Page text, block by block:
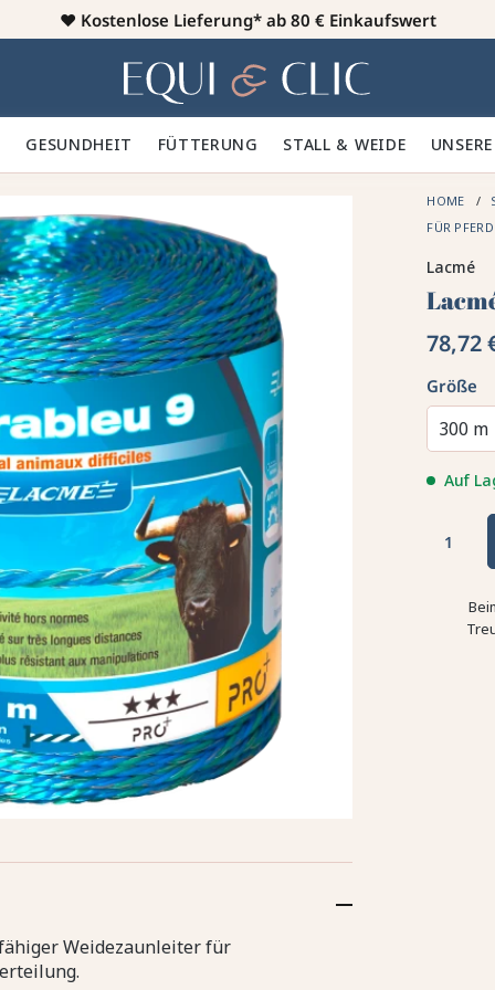
♥️ Kostenlose Lieferung* ab 80 € Einkaufswert
Heim
GESUNDHEIT ✨ FÜTTERUNG 🥕 STALL & WEIDE 🍃
HOME
FÜR
Lacmé
78,72
Größe
300 m
Auf
Weidezaunleiter für